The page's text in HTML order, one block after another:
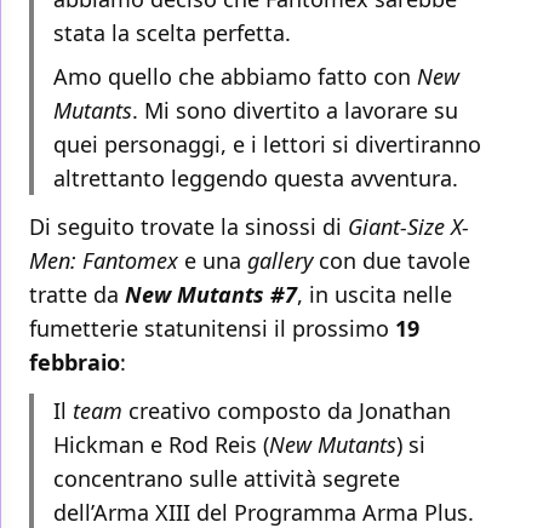
stata la scelta perfetta.
Amo quello che abbiamo fatto con New
Mutants. Mi sono divertito a lavorare su
quei personaggi, e i lettori si divertiranno
altrettanto leggendo questa avventura.
Di seguito trovate la sinossi di Giant-Size X-
Men: Fantomex e una gallerycon due tavole
tratte da New Mutants #7, in uscita nelle
fumetterie statunitensi il prossimo 19
febbraio:
Il team creativo composto da Jonathan
Hickman e Rod Reis (New Mutants) si
concentrano sulle attività segrete
dell’Arma XIII del Programma Arma Plus.